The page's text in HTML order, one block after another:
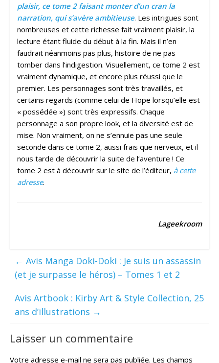
plaisir, ce tome 2 faisant monter d’un cran la
narration, qui s’avère ambitieuse. Les intrigues sont
nombreuses et cette richesse fait vraiment plaisir, la
lecture étant fluide du début à la fin. Mais il n’en
faudrait néanmoins pas plus, histoire de ne pas
tomber dans l’indigestion. Visuellement, ce tome 2 est
vraiment dynamique, et encore plus réussi que le
premier. Les personnages sont très travaillés, et
certains regards (comme celui de Hope lorsqu’elle est
« possédée ») sont très expressifs. Chaque
personnage a son propre look, et la diversité est de
mise. Non vraiment, on ne s’ennuie pas une seule
seconde dans ce tome 2, aussi frais que nerveux, et il
nous tarde de découvrir la suite de l’aventure ! Ce
tome 2 est à découvrir sur le site de l’éditeur, à cette
adresse.
Lageekroom
← Avis Manga Doki-Doki : Je suis un assassin
(et je surpasse le héros) – Tomes 1 et 2
Avis Artbook : Kirby Art & Style Collection, 25
ans d’illustrations →
Laisser un commentaire
Votre adresse e-mail ne sera pas publiée. Les champs